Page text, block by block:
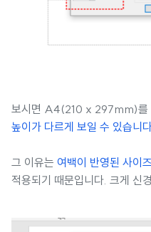
보시면 A4(210 x 297mm)를
높이가 다르게 보일 수 있습니
그 이유는 여백이 반영된 사이즈
적용되기 때문입니다. 크게 신